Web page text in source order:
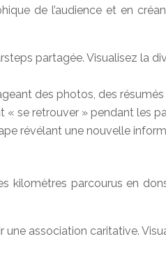
de l’audience et en
partagée. Visualisez la
des photos, des résumés
« se retrouver » pendant les
révélant une nouvelle
kilomètres parcourus en
association caritative.